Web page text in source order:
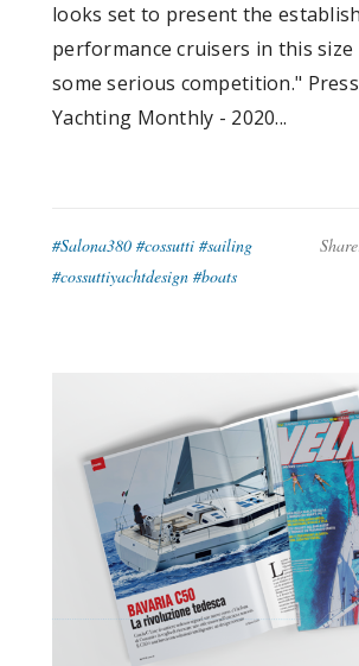
looks set to present the
performance cruisers in this
some serious competition."
Yachting Monthly - 2020...
#Salona380 #cossutti #sailing
#cossuttiyachtdesign #boats